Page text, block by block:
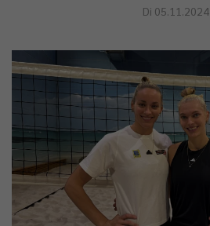
Di 05.11.2024